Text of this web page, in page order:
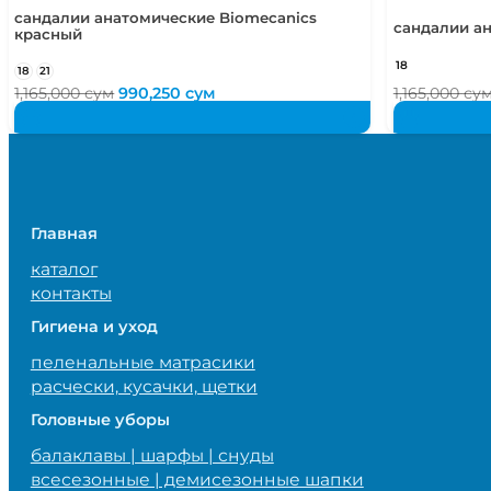
сандалии анатомические Biomecanics
красный
18 21
1,165,000сум Первоначальная
цена
1,165,000 сум.
990,250сум
цена:
сандалии
18
1,165,000
Главная
каталог
контакты
Гигиена и уход
пеленальные матрасики
расчески, кусачки, щетки
Головные уборы
балаклавы | шарфы | снуды
всесезонные | демисезонные шапки